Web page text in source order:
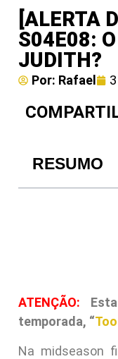
[ALERTA
S04E08:
JUDITH?
Por: Rafael
RESUMO
ATENÇÃO:
temporada, “
Na midseason